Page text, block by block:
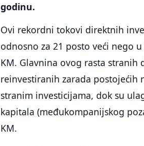
godinu.
Ovi rekordni tokovi direktnih
odnosno za 21 posto veći nego
KM. Glavnina ovog rasta
reinvestiranih zarada postojećih
stranim investicijama, dok su
kapitala (međukompanijskog
KM.